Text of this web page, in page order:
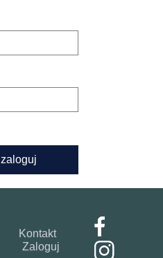
zaloguj
Kontakt
Zaloguj